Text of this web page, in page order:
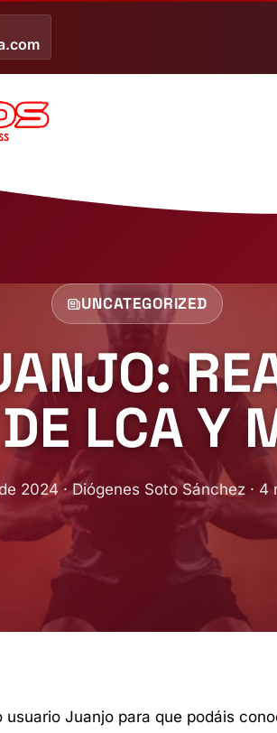
UNCATEGORIZED
LCA Y
2024 · Diógenes Soto Sánchez · 4
Juanjo para que podáis